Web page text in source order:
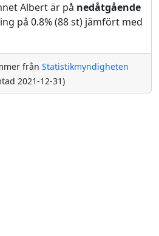
Albert är på nedåtgående
på 0.8% (88 st) jämfört med
från Statistikmyndigheten
2021-12-31)